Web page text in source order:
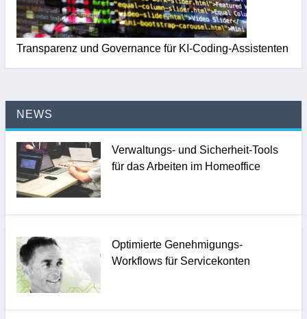
Transparenz und Governance für KI-Coding-Assistenten
NEWS
Verwaltungs- und Sicherheit-Tools
für das Arbeiten im Homeoffice
Optimierte Genehmigungs-
Workflows für Servicekonten